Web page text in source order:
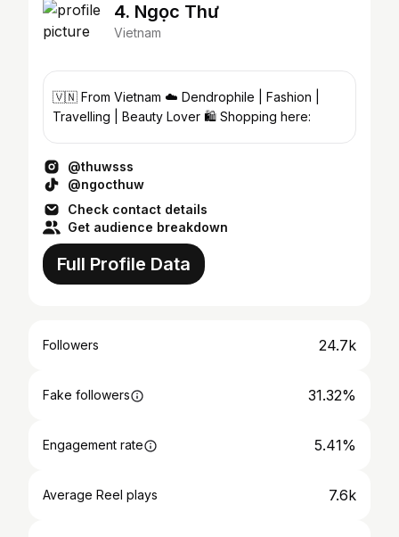
4. Ngọc Thư
Vietnam
🇻🇳 From Vietnam ☁️ Dendrophile | Fashion |
Travelling | Beauty Lover 🛍️ Shopping here:
@thuwsss
@ngocthuw
Check contact details
Get audience breakdown
Full Profile Data
Followers 24.7k
Fake followers 31.32%
Engagement rate 5.41%
Average Reel plays 7.6k